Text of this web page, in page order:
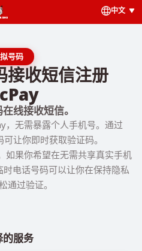
中文
号码
接收短信注册
线接收短信。
，无需暴露个人手机号。通过
让你即时获取验证码。
如果你希望在无需共享真实手机
电话号码可以让你在保持隐私
通过验证。
的服务